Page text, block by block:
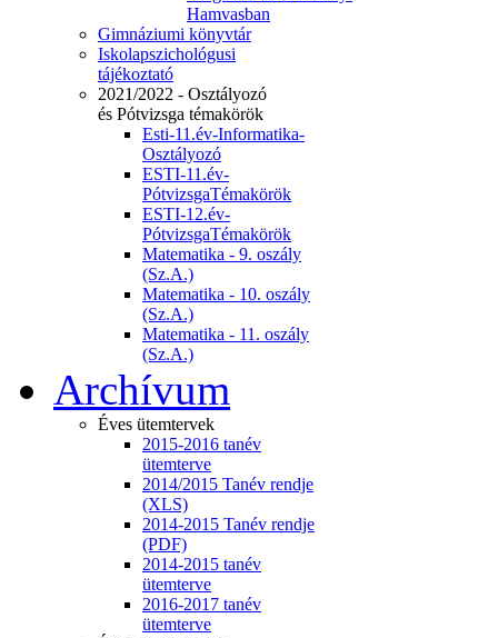
Hamvasban
Gimnáziumi könyvtár
Iskolapszichológusi
tájékoztató
2021/2022 - Osztályozó
és Pótvizsga témakörök
Esti-11.év-Informatika-
Osztályozó
ESTI-11.év-
PótvizsgaTémakörök
ESTI-12.év-
PótvizsgaTémakörök
Matematika - 9. oszály
(Sz.A.)
Matematika - 10. oszály
(Sz.A.)
Matematika - 11. oszály
(Sz.A.)
Archívum
Éves ütemtervek
2015-2016 tanév
ütemterve
2014/2015 Tanév rendje
(XLS)
2014-2015 Tanév rendje
(PDF)
2014-2015 tanév
ütemterve
2016-2017 tanév
ütemterve